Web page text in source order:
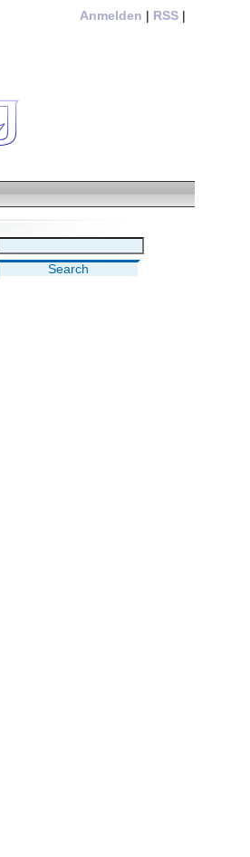
Anmelden RSS